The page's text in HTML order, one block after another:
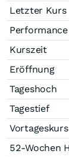
Letzter Kurs
Performance
Kurszeit
Eröffnung
Tageshoch
Tagestief
Vortageskurs
52-Wochen